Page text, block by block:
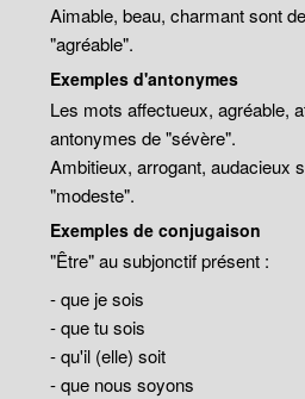
Aimable, beau, charmant sont
"agréable".
Exemples d'antonymes
Les mots affectueux, agréable,
antonymes de "sévère".
Ambitieux, arrogant, audacieux
"modeste".
Exemples de conjugaison
"Être" au subjonctif présent :
- que je sois
- que tu sois
- qu'il (elle) soit
- que nous soyons